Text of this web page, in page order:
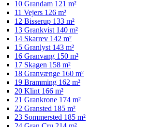
10 Grandam 121 m²
11 Vejers 126 m²
12 Bisserup 133 m²
13 Grankvist 140 m²
14 Skarrev 142 m²
15 Granlyst 143 m²
16 Granvang 150 m²
17 Skagen 158 m²
18 Granvænge 160 m²
19 Bramming 162 m²
20 Klint 166 m²
21 Grankrone 174 m²
22 Gransted 185 m²
23 Sommersted 185 m²